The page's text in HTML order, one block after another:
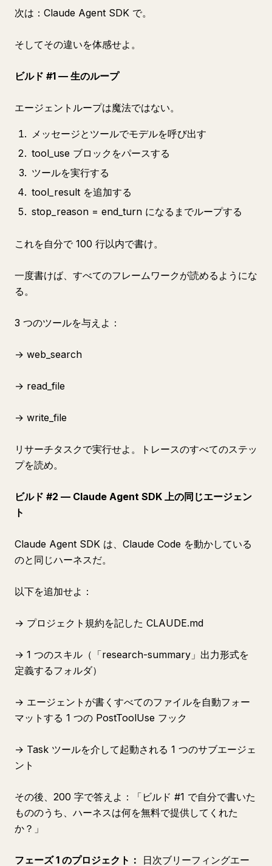
次は：Claude Agent SDK で。
そしてその違いを体感せよ。
ビルド #1 — 生のループ
エージェントループは魔法ではない。
メッセージとツールでモデルを呼び出す
tool_use ブロックをパースする
ツールを実行する
tool_result を追加する
stop_reason = end_turn になるまでループする
これを自分で 100 行以内で書け。
一度書けば、すべてのフレームワークが読めるようにな
る。
3 つのツールを与えよ：
→ web_search
→ read_file
→ write_file
リサーチタスクで実行せよ。トレースのすべてのステッ
プを読め。
ビルド #2 — Claude Agent SDK 上の同じエージェン
ト
Claude Agent SDK は、Claude Code を動かしている
のと同じハーネスだ。
以下を追加せよ：
→ プロジェクト規約を記した CLAUDE.md
→ 1 つのスキル（「research-summary」出力形式を
定義するフォルダ）
→ エージェントが書くすべてのファイルを自動フォー
マットする 1 つの PostToolUse フック
→ Task ツールを介して起動される 1 つのサブエージェ
ント
その後、200 字で答えよ：「ビルド #1 で自分で書いた
もののうち、ハーネスは何を無料で提供してくれた
か？」
フェーズ 1 のプロジェクト： 日次ブリーフィングエー